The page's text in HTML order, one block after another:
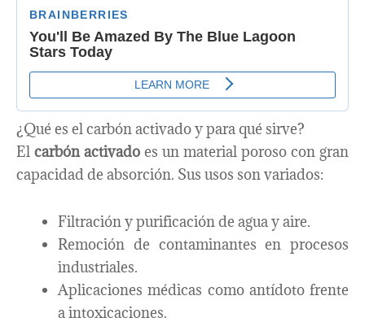
¿Qué es el carbón activado y para qué sirve?
El carbón activado es un material poroso con gran
capacidad de absorción. Sus usos son variados:
Filtración y purificación de agua y aire.
Remoción de contaminantes en procesos
industriales.
Aplicaciones médicas como antídoto frente
a intoxicaciones.